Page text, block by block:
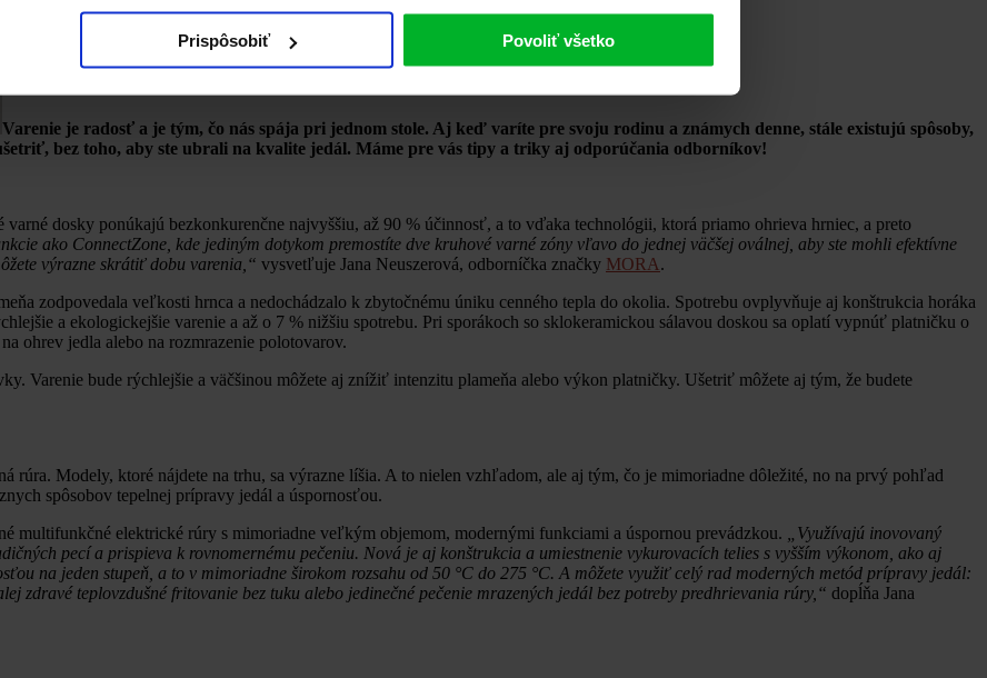
Prispôsobiť Povoliť všetko
Varenie je radosť a je tým, čo nás spája pri jednom stole. Aj keď varíte pre svoju rodinu a známych denne, stále existujú spôsoby,
bez toho, aby ste ubrali na kvalite jedál. Máme pre vás tipy a triky aj odporúčania odborníkov!
dosky ponúkajú bezkonkurenčne najvyššiu, až 90 % účinnosť, a to vďaka technológii, ktorá priamo ohrieva hrniec, a preto
ako ConnectZone, kde jediným dotykom premostíte dve kruhové varné zóny vľavo do jednej väčšej oválnej, aby ste mohli efektívne
výrazne skrátiť dobu varenia,“ vysvetľuje Jana Neuszerová, odborníčka značky MORA.
zodpovedala veľkosti hrnca a nedochádzalo k zbytočnému úniku cenného tepla do okolia. Spotrebu ovplyvňuje aj konštrukcia horáka
a ekologickejšie varenie a až o 7 % nižšiu spotrebu. Pri sporákoch so sklokeramickou sálavou doskou sa oplatí vypnúť platničku o
ohrev jedla alebo na rozmrazenie polotovarov.
Varenie bude rýchlejšie a väčšinou môžete aj znížiť intenzitu plameňa alebo výkon platničky. Ušetriť môžete aj tým, že budete
rúra. Modely, ktoré nájdete na trhu, sa výrazne líšia. A to nielen vzhľadom, ale aj tým, čo je mimoriadne dôležité, no na prvý pohľad
spôsobov tepelnej prípravy jedál a úspornosťou.
multifunkčné elektrické rúry s mimoriadne veľkým objemom, modernými funkciami a úspornou prevádzkou.
„Využívajú inovovaný
pecí a prispieva k rovnomernému pečeniu. Nová je aj konštrukcia a umiestnenie vykurovacích telies s vyšším výkonom, ako aj
na jeden stupeň, a to v mimoriadne širokom rozsahu od 50 °C do 275 °C. A môžete využiť celý rad moderných metód prípravy jedál:
zdravé teplovzdušné fritovanie bez tuku alebo jedinečné pečenie mrazených jedál bez potreby predhrievania rúry,“ dopĺňa Jana